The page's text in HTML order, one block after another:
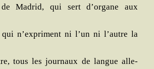
de Madrid, qui sert d’or­gane aux
qui n’ex­priment ni l’un ni l’autre la
tous les jour­naux de langue alle­